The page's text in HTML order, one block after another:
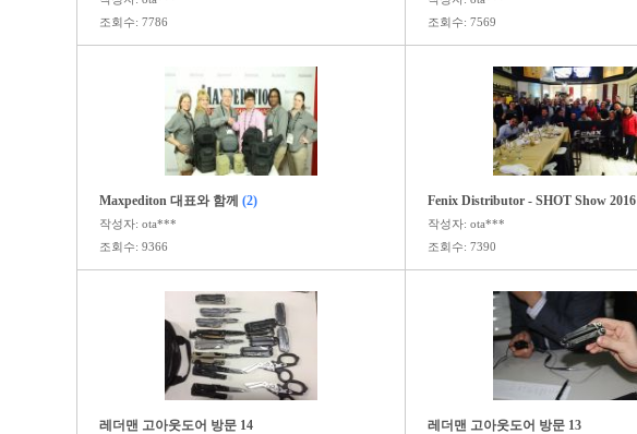
조회수: 7786
조회수: 7569
Maxpediton 대표와 함께 (2)
작성자: ota***
조회수: 9366
Fenix Distributor - SHOT Show 2016
작성자: ota***
조회수: 7390
레더맨 고아웃도어 방문 14 레더맨 고아웃도어 방문 13